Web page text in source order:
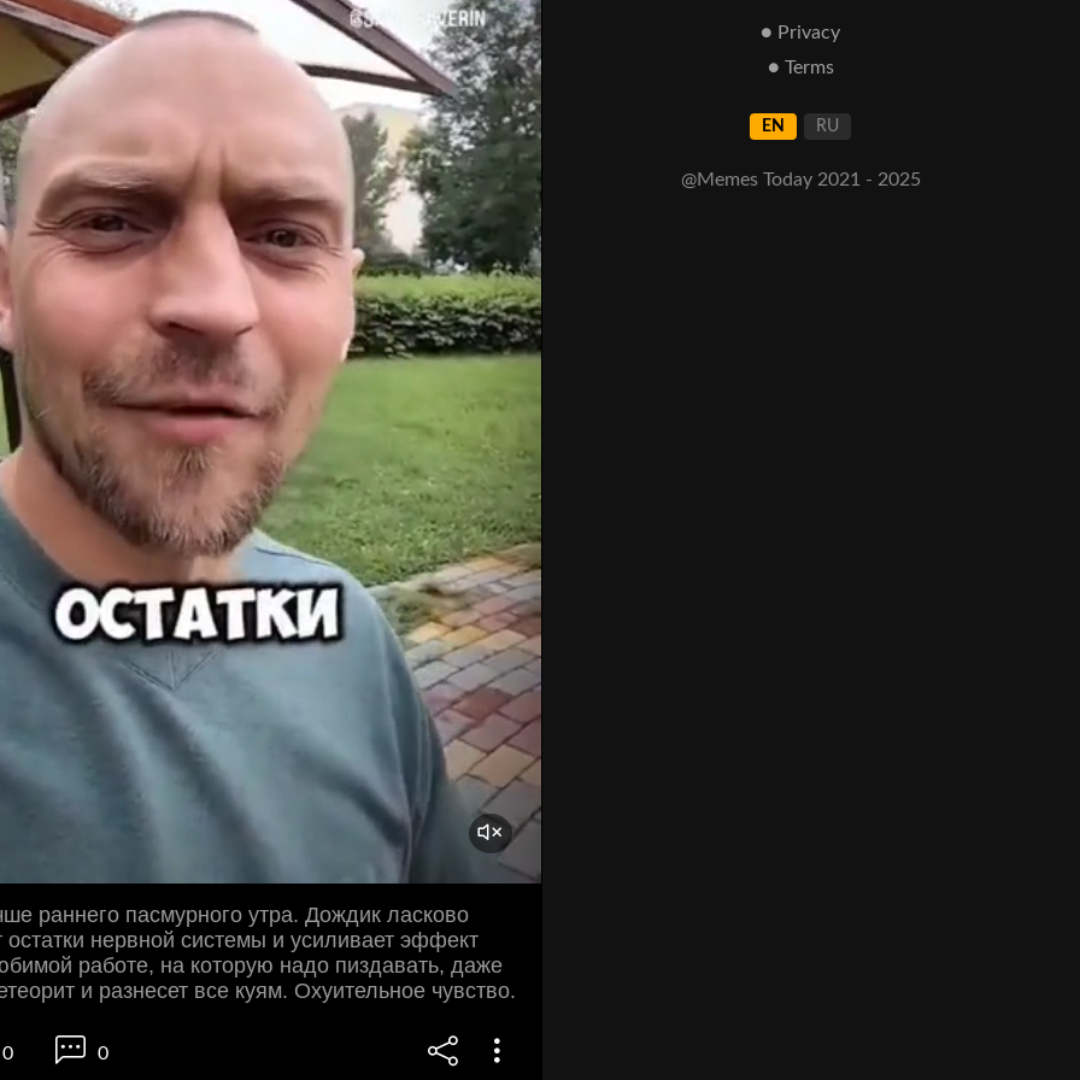
раннего пасмурного утра. Дождик ласково
остатки нервной системы и усиливает эффект
работе, на которую надо пиздавать, даже
и разнесет все куям. Охуительное чувство.
0 0
● Privacy
● Terms
EN RU
@Memes Today 2021 - 2025